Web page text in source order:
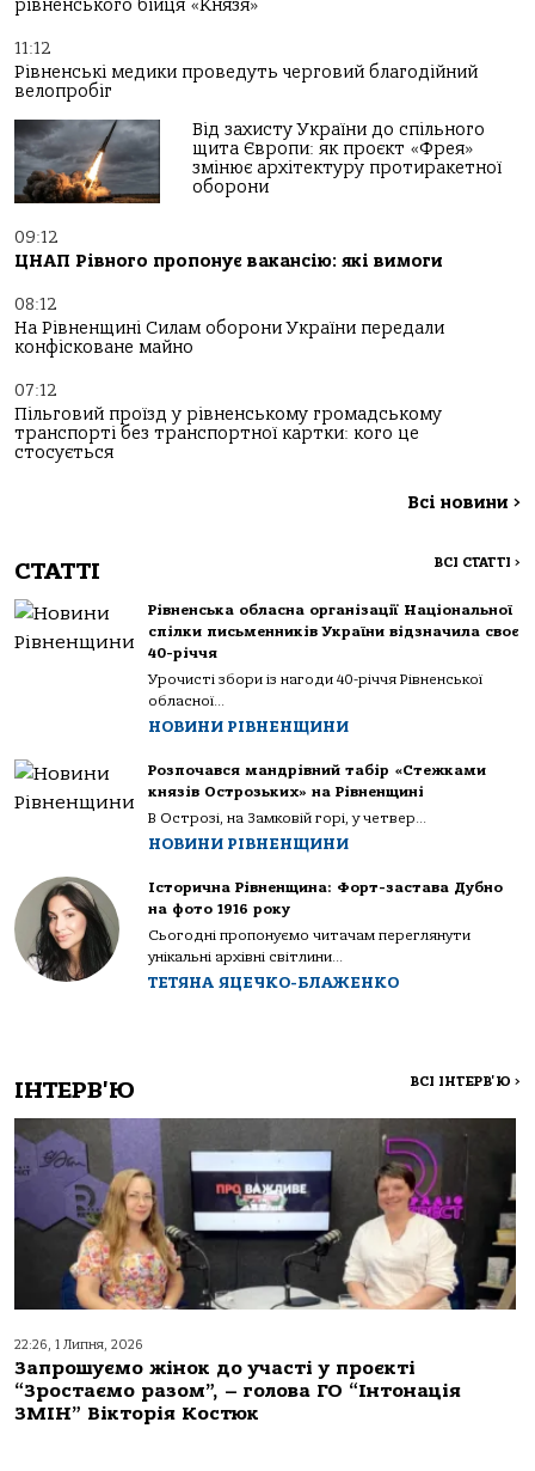
рівненського бійця «Князя»
11:12
Рівненські медики проведуть черговий благодійний
велопробіг
Від захисту України до спільного
щита Європи: як проєкт «Фрея»
змінює архітектуру протиракетної
оборони
09:12
ЦНАП Рівного пропонує вакансію: які вимоги
08:12
На Рівненщині Силам оборони України передали
конфісковане майно
07:12
Пільговий проїзд у рівненському громадському
транспорті без транспортної картки: кого це
стосується
Всі новини >
СТАТТІ ВСІ СТАТТІ >
Рівненська обласна організації Національної
спілки письменників України відзначила своє
40-річчя
Урочисті збори із нагоди 40-річчя Рівненської
обласної...
НОВИНИ РІВНЕНЩИНИ
Розпочався мандрівний табір «Стежками
князів Острозьких» на Рівненщині
В Острозі, на Замковій горі, у четвер...
НОВИНИ РІВНЕНЩИНИ
Історична Рівненщина: Форт-застава Дубно
на фото 1916 року
Сьогодні пропонуємо читачам переглянути
унікальні архівні світлини...
ТЕТЯНА ЯЦЕЧКО-БЛАЖЕНКО
ІНТЕРВ'Ю ВСІ ІНТЕРВ'Ю >
22:26, 1 Липня, 2026
Запрошуємо жінок до участі у проєкті
“Зростаємо разом”, – голова ГО “Інтонація
ЗМІН” Вікторія Костюк